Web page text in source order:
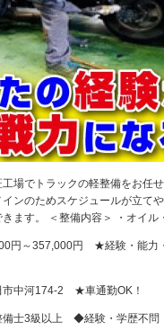
工場でトラックの軽整備をお任
ンのためスケジュールが立て
きます。 ＜整備内容＞ ・オイル
円～357,000円 ★経験・能力
市中河174-2 ★車通勤OK！
士3級以上 ◆経験・学歴不問